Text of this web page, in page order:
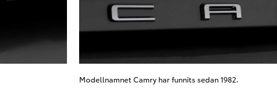
Modellnamnet Camry har funnits sedan 1982.